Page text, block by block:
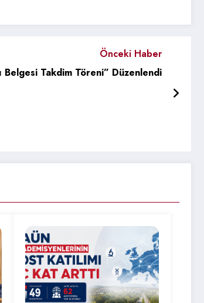
Önceki Haber
Belgesi Takdim Töreni” Düzenlendi